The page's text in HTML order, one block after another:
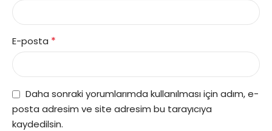
E-posta *
Daha sonraki yorumlarımda kullanılması için adım, e-
posta adresim ve site adresim bu tarayıcıya
kaydedilsin.